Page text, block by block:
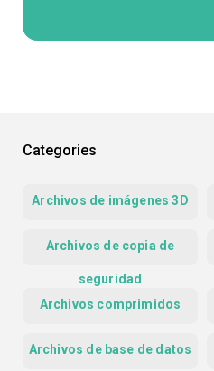
Categories
Archivos de imágenes 3D
Archivos de copia de
seguridad
Archivos comprimidos
Archivos de base de datos